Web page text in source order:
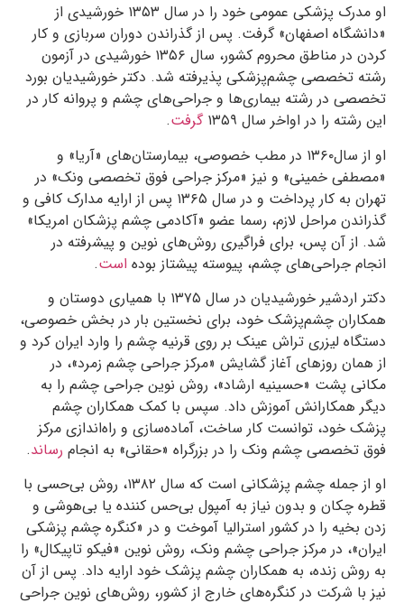
او مدرک پزشکی عمومی خود را در سال ۱۳۵۳ خورشیدی از
«دانشگاه اصفهان» گرفت. پس از گذراندن دوران سربازی و کار
کردن در مناطق محروم کشور، سال ۱۳۵۶ خورشیدی در آزمون
رشته تخصصی چشم‌پزشکی پذیرفته شد. دکتر خورشیدیان بورد
تخصصی در رشته‌ بیماری‌ها و جراحی‌های چشم و پروانه‌ کار در
این رشته را در اواخر سال ۱۳۵۹
گرفت.
او از سال۱۳۶۰ در مطب خصوصی، بیمارستان‌های «آریا» و
«مصطفی خمینی» و نیز «مرکز جراحی فوق تخصصی ونک» در
تهران به کار پرداخت و در سال ۱۳۶۵ پس از ارایه‌ مدارک کافی و
گذراندن مراحل لازم، رسما عضو «آکادمی چشم پزشکان امریکا»
شد. از آن پس، برای فراگیری روش‌های نوین و پیشرفته در
انجام جراحی‌های چشم، پیوسته پیشتاز بودهاست.
دکتر اردشیر خورشیدیان در سال ۱۳۷۵ با همیاری دوستان و
همکاران چشم‌پزشک خود، برای نخستین بار در بخش خصوصی،
دستگاه لیزری تراش عینک بر روی قرنیه چشم را وارد ایران کرد و
از همان روزهای آغاز گشایش «مرکز جراحی چشم زمرد»، در
مکانی پشت «حسینیه ارشاد»، روش نوین جراحی چشم را به
دیگر همکارانش آموزش داد. سپس با کمک همکاران چشم
پزشک خود، توانست کار ساخت، آماده‌سازی و راه‌اندازی مرکز
فوق تخصصی چشم ونک را در بزرگراه «حقانی» به انجامرساند.
او از جمله چشم پزشکانی است که سال ۱۳۸۲، روش بی‌حسی با
قطره چکان و بدون نیاز به آمپول بی‌حس‌ کننده یا بی‌هوشی و
زدن بخیه را در کشور استرالیا آموخت و در «کنگره چشم پزشکی
ایران»، در مرکز جراحی چشم ونک، روش نوین «فیکو تاپیکال» را
به روش زنده، به همکاران چشم ‌پزشک خود ارایه داد. پس از آن
نیز با شرکت در کنگره‌های خارج از کشور، روش‌های نوین جراحی